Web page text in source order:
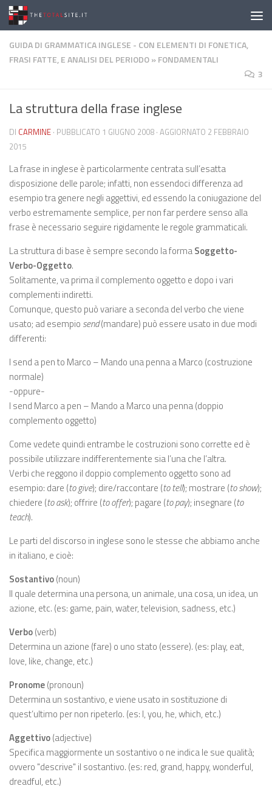
Salta al contenuto
GUIDA DI GRAMMATICA INGLESE - CON ELEMENTI DI FONETICA,
FRASI FATTE, E ANALISI DEL PERIODO»FONDAMENTALI
3
La struttura della frase inglese
DI CARMINE · PUBBLICATO 1 GIUGNO 2008 · AGGIORNATO 2 FEBBRAIO
2015
La frase in inglese è particolarmente centrata sull’esatta
disposizione delle parole; infatti, non essendoci differenza ad
esempio tra genere negli aggettivi, ed essendo la coniugazione del
verbo estremamente semplice, per non far perdere senso alla
frase è necessario seguire rigidamente le regole grammaticali.
La struttura di base è sempre secondo la formaSoggetto-
Verbo-Oggetto.
Solitamente, va prima il complemento oggetto e dopo i vari
complementi indiretti.
Comunque, questo può variare a seconda del verbo che viene
usato; ad esempio send(mandare) può essere usato in due modi
differenti:
I send a pen to Marco – Mando una penna a Marco (costruzione
normale)
-oppure-
I send Marco a pen – Mando a Marco una penna (doppio
complemento oggetto)
Come vedete quindi entrambe le costruzioni sono corrette ed è
possibile utilizzare indifferentemente sia l’una che l’altra.
Verbi che reggono il doppio complemento oggetto sono ad
esempio: dare (to give); dire/raccontare (to tell); mostrare (to show);
chiedere (to ask); offrire (to offer); pagare (to pay); insegnare (to
teach).
Le parti del discorso in inglese sono le stesse che abbiamo anche
in italiano, e cioè:
Sostantivo(noun)
Il quale determina una persona, un animale, una cosa, un idea, un
azione, etc. (es: game, pain, water, television, sadness, etc.)
Verbo(verb)
Determina un azione (fare) o uno stato (essere). (es: play, eat,
love, like, change, etc.)
Pronome(pronoun)
Determina un sostantivo, e viene usato in sostituzione di
quest’ultimo per non ripeterlo. (es: I, you, he, which, etc.)
Aggettivo(adjective)
Specifica maggiormente un sostantivo o ne indica le sue qualità;
ovvero "descrive" il sostantivo. (es: red, grand, happy, wonderful,
dreadful, etc.)